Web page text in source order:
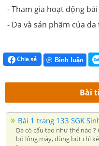
- Tham gia hoạt động
- Da và sản phẩm của
Chia sẻ Bình luận
Bài
Bài 1 trang 133 SGK
Da có cấu tạo như thế nào
bỏ lông mày, dùng bút chì